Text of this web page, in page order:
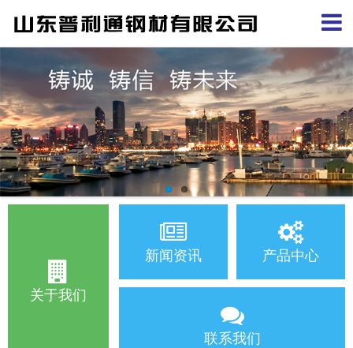
关于我们
新闻资讯 产品中心
联系我们